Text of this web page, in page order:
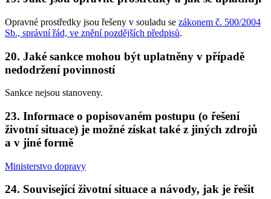
Opravné prostředky jsou řešeny v souladu se zákonem č. 500/2004
Sb., správní řád, ve znění pozdějších předpisů.
20. Jaké sankce mohou být uplatněny v případě
nedodržení povinností
Sankce nejsou stanoveny.
23. Informace o popisovaném postupu (o řešení
životní situace) je možné získat také z jiných zdrojů
a v jiné formě
Ministerstvo dopravy
24. Související životní situace a návody, jak je řešit